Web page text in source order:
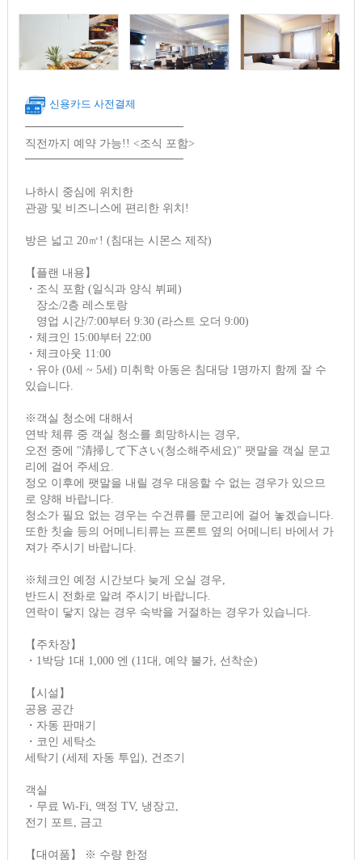
신용카드 사전결제
━━━━━━━━━━━━━━
직전까지 예약 가능!! <조식 포함>
━━━━━━━━━━━━━━
나하시 중심에 위치한
관광 및 비즈니스에 편리한 위치!
방은 넓고 20㎡! (침대는 시몬스 제작)
【플랜 내용】
・조식 포함 (일식과 양식 뷔페)
장소/2층 레스토랑
영업 시간/7:00부터 9:30 (라스트 오더 9:00)
・체크인 15:00부터 22:00
・체크아웃 11:00
・유아 (0세 ~ 5세) 미취학 아동은 침대당 1명까지 함께 잘 수
있습니다.
※객실 청소에 대해서
연박 체류 중 객실 청소를 희망하시는 경우,
오전 중에 "清掃して下さい(청소해주세요)" 팻말을 객실 문고
리에 걸어 주세요.
정오 이후에 팻말을 내릴 경우 대응할 수 없는 경우가 있으므
로 양해 바랍니다.
청소가 필요 없는 경우는 수건류를 문고리에 걸어 놓겠습니다.
또한 칫솔 등의 어메니티류는 프론트 옆의 어메니티 바에서 가
져가 주시기 바랍니다.
※체크인 예정 시간보다 늦게 오실 경우,
반드시 전화로 알려 주시기 바랍니다.
연락이 닿지 않는 경우 숙박을 거절하는 경우가 있습니다.
【주차장】
・1박당 1대 1,000 엔 (11대, 예약 불가, 선착순)
【시설】
공용 공간
・자동 판매기
・코인 세탁소
세탁기 (세제 자동 투입), 건조기
객실
・무료 Wi-Fi, 액정 TV, 냉장고,
전기 포트, 금고
【대여품】 ※ 수량 한정